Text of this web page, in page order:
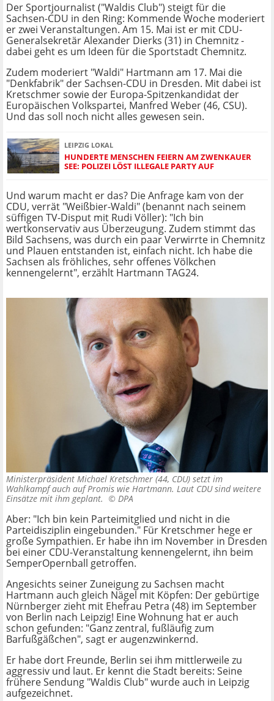
Der Sportjournalist ("Waldis Club") steigt für die
Sachsen-CDU in den Ring: Kommende Woche moderiert
er zwei Veranstaltungen. Am 15. Mai ist er mit CDU-
Generalsekretär Alexander Dierks (31) in Chemnitz -
dabei geht es um Ideen für die Sportstadt Chemnitz.
Zudem moderiert "Waldi" Hartmann am 17. Mai die
"Denkfabrik" der Sachsen-CDU in Dresden. Mit dabei ist
Kretschmer sowie der Europa-Spitzenkandidat der
Europäischen Volkspartei, Manfred Weber (46, CSU).
Und das soll noch nicht alles gewesen sein.
LEIPZIG LOKAL
HUNDERTE MENSCHEN FEIERN AM ZWENKAUER
SEE: POLIZEI LÖST ILLEGALE PARTY AUF
Und warum macht er das? Die Anfrage kam von der
CDU, verrät "Weißbier-Waldi" (benannt nach seinem
süffigen TV-Disput mit Rudi Völler): "Ich bin
wertkonservativ aus Überzeugung. Zudem stimmt das
Bild Sachsens, was durch ein paar Verwirrte in Chemnitz
und Plauen entstanden ist, einfach nicht. Ich habe die
Sachsen als fröhliches, sehr offenes Völkchen
kennengelernt", erzählt Hartmann TAG24.
Ministerpräsident Michael Kretschmer (44, CDU) setzt im
Wahlkampf auch auf Promis wie Hartmann. Laut CDU sind weitere
Einsätze mit ihm geplant. © DPA
Aber: "Ich bin kein Parteimitglied und nicht in die
Parteidisziplin eingebunden." Für Kretschmer hege er
große Sympathien. Er habe ihn im November in Dresden
bei einer CDU-Veranstaltung kennengelernt, ihn beim
SemperOpernball getroffen.
Angesichts seiner Zuneigung zu Sachsen macht
Hartmann auch gleich Nägel mit Köpfen: Der gebürtige
Nürnberger zieht mit Ehefrau Petra (48) im September
von Berlin nach Leipzig! Eine Wohnung hat er auch
schon gefunden: "Ganz zentral, fußläufig zum
Barfußgäßchen", sagt er augenzwinkernd.
Er habe dort Freunde, Berlin sei ihm mittlerweile zu
aggressiv und laut. Er kennt die Stadt bereits: Seine
frühere Sendung "Waldis Club" wurde auch in Leipzig
aufgezeichnet.